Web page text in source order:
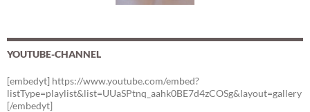
YOUTUBE-CHANNEL
[embedyt] https://www.youtube.com/embed?
listType=playlist&list=UUaSPtnq_aahk0BE7d4zCOSg&layout=gallery
[/embedyt]